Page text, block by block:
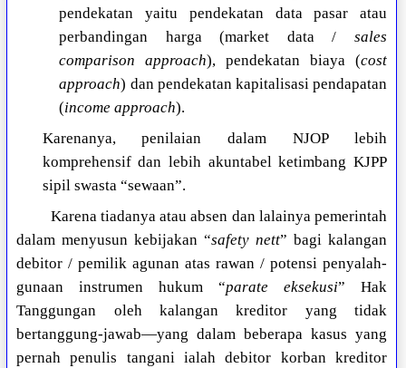
pendekatan yaitu pendekatan data pasar atau
perbandingan harga (market data / sales
comparison approach), pendekatan biaya (cost
approach) dan pendekatan kapitalisasi pendapatan
(income approach).
Karenanya, penilaian dalam NJOP lebih
komprehensif dan lebih akuntabel ketimbang KJPP
sipil swasta “sewaan”.
Karena tiadanya atau absen dan lalainya pemerintah
dalam menyusun kebijakan “safety nett” bagi kalangan
debitor / pemilik agunan atas rawan / potensi penyalah-
gunaan instrumen hukum “parate eksekusi” Hak
Tanggungan oleh kalangan kreditor yang tidak
bertanggung-jawab—yang dalam beberapa kasus yang
pernah penulis tangani ialah debitor korban kreditor